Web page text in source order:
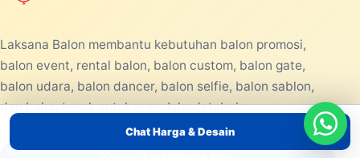
Chat Harga & Desain
Laksana Balon membantu kebutuhan balon promosi,
balon event, rental balon, balon custom, balon gate,
balon udara, balon dancer, balon selfie, balon sablon,
dan balon tepuk untuk area Jabodetabek.